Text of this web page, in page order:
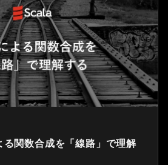
関数合成を「線路」で理解